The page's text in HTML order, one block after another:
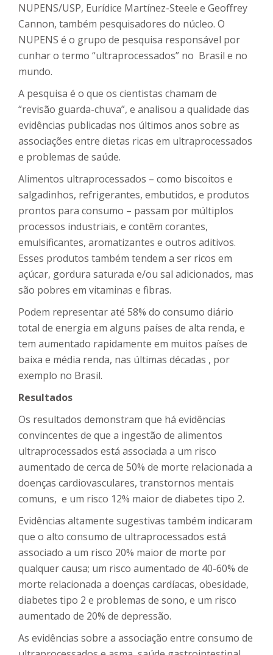
NUPENS/USP, Eurídice Martínez-Steele e Geoffrey
Cannon, também pesquisadores do núcleo. O
NUPENS é o grupo de pesquisa responsável por
cunhar o termo “ultraprocessados” no Brasil e no
mundo.
A pesquisa é o que os cientistas chamam de
“revisão guarda-chuva”, e analisou a qualidade das
evidências publicadas nos últimos anos sobre as
associações entre dietas ricas em ultraprocessados
e problemas de saúde.
Alimentos ultraprocessados – como biscoitos e
salgadinhos, refrigerantes, embutidos, e produtos
prontos para consumo – passam por múltiplos
processos industriais, e contêm corantes,
emulsificantes, aromatizantes e outros aditivos.
Esses produtos também tendem a ser ricos em
açúcar, gordura saturada e/ou sal adicionados, mas
são pobres em vitaminas e fibras.
Podem representar até 58% do consumo diário
total de energia em alguns países de alta renda, e
tem aumentado rapidamente em muitos países de
baixa e média renda, nas últimas décadas , por
exemplo no Brasil.
Resultados
Os resultados demonstram que há evidências
convincentes de que a ingestão de alimentos
ultraprocessados ​​está associada a um risco
aumentado de cerca de 50% de morte relacionada a
doenças cardiovasculares, transtornos mentais
comuns, e um risco 12% maior de diabetes tipo 2.
Evidências altamente sugestivas também indicaram
que o alto consumo de ultraprocessados ​​está
associado a um risco 20% maior de morte por
qualquer causa; um risco aumentado de 40-60% de
morte relacionada a doenças cardíacas, obesidade,
diabetes tipo 2 e problemas de sono, e um risco
aumentado de 20% de depressão.
As evidências sobre a associação entre consumo de